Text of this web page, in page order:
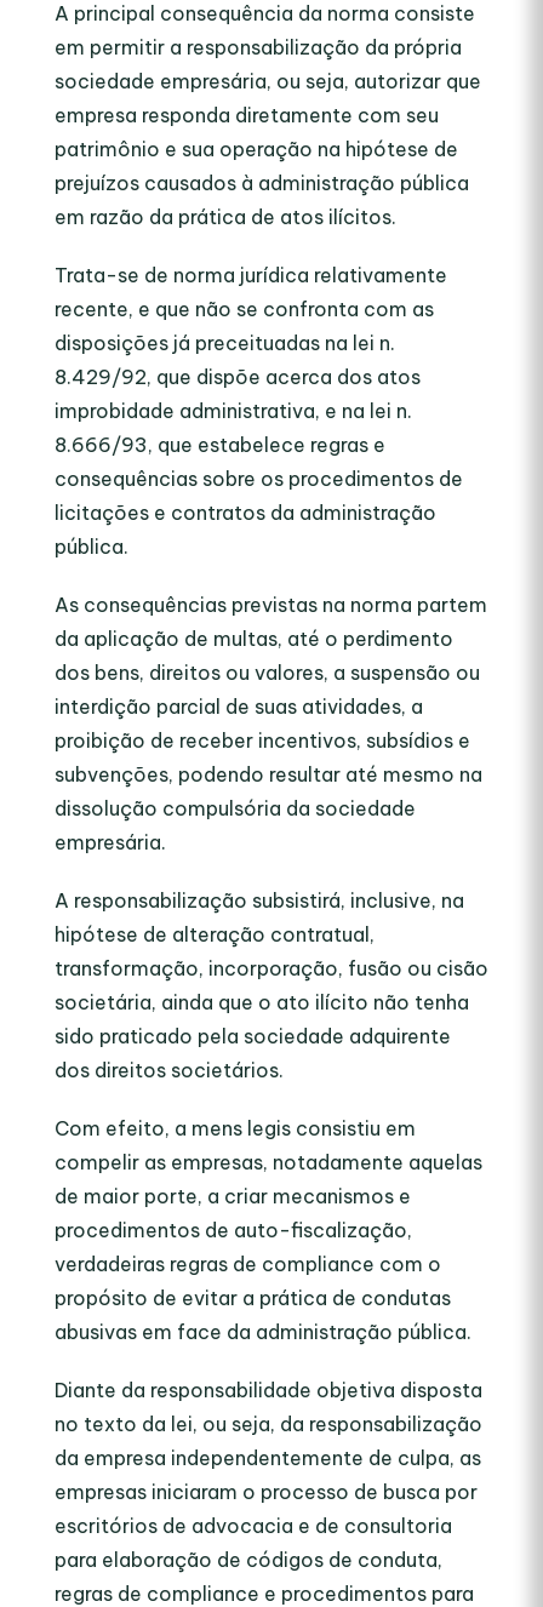
A principal consequência da norma consiste
em permitir a responsabilização da própria
sociedade empresária, ou seja, autorizar que
empresa responda diretamente com seu
patrimônio e sua operação na hipótese de
prejuízos causados à administração pública
em razão da prática de atos ilícitos.
Trata-se de norma jurídica relativamente
recente, e que não se confronta com as
disposições já preceituadas na lei n.
8.429/92, que dispõe acerca dos atos
improbidade administrativa, e na lei n.
8.666/93, que estabelece regras e
consequências sobre os procedimentos de
licitações e contratos da administração
pública.
As consequências previstas na norma partem
da aplicação de multas, até o perdimento
dos bens, direitos ou valores, a suspensão ou
interdição parcial de suas atividades, a
proibição de receber incentivos, subsídios e
subvenções, podendo resultar até mesmo na
dissolução compulsória da sociedade
empresária.
A responsabilização subsistirá, inclusive, na
hipótese de alteração contratual,
transformação, incorporação, fusão ou cisão
societária, ainda que o ato ilícito não tenha
sido praticado pela sociedade adquirente
dos direitos societários.
Com efeito, a mens legisconsistiu em
compelir as empresas, notadamente aquelas
de maior porte, a criar mecanismos e
procedimentos de auto-fiscalização,
verdadeiras regras de compliance com o
propósito de evitar a prática de condutas
abusivas em face da administração pública.
Diante da responsabilidade objetiva disposta
no texto da lei, ou seja, da responsabilização
da empresa independentemente de culpa, as
empresas iniciaram o processo de busca por
escritórios de advocacia e de consultoria
para elaboração de códigos de conduta,
regras de compliance e procedimentos para